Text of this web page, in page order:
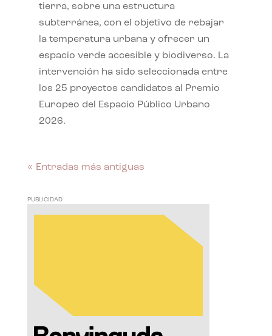
tierra, sobre una estructura
subterránea, con el objetivo de rebajar
la temperatura urbana y ofrecer un
espacio verde accesible y biodiverso. La
intervención ha sido seleccionada entre
los 25 proyectos candidatos al Premio
Europeo del Espacio Público Urbano
2026.
« Entradas más antiguas
PUBLICIDAD